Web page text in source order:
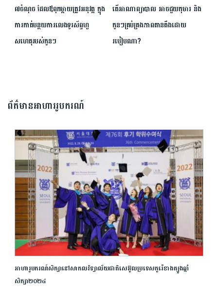
៧ចំណុច ដែល​ឪពុកម្តាយត្រូវអនុវត្ត ក្នុង
ការ​កាត់បន្ថយ​ការ​លេង​ទូរស័ព្ទហួ
សហេតុរបស់កូនៗ
តើអាណាព្យាបាល អាចជួយកុមារ និង
កូនៗគ្រប់គ្រងភាពតានតឹងដោយ
របៀបណា?
ព័ត៌មានអាហាររូបករណ៍
អាហារូបករណ៍សិក្សានៅសាកលវិទ្យាល័យជាតិសេអ៊ូលប្រទេសកូរ៉េខាងត្បូងឆ្នាំ
សិក្សា២០២៤